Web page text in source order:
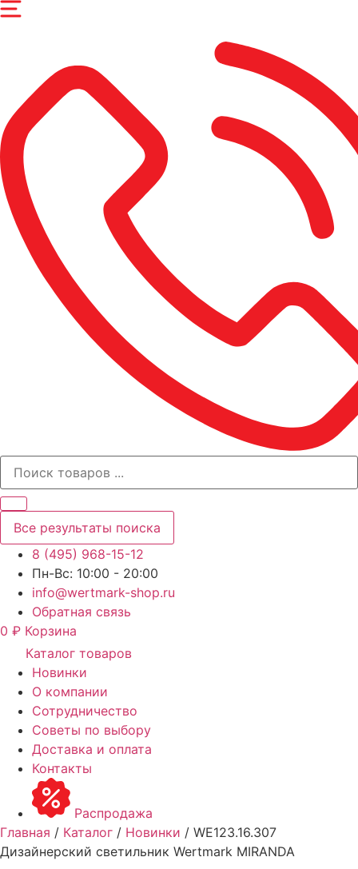
Перейти
Все результаты поиска
8 (495) 968-15-12
Пн-Вс: 10:00 - 20:00
info@wertmark-shop.ru
Обратная связь
0 ₽ Корзина
Каталог товаров
Новинки
О компании
Сотрудничество
Советы по выбору
Доставка и оплата
Контакты
Распродажа
Главная / Каталог / Новинки / WE123.16.307
Дизайнерский светильник Wertmark MIRANDA